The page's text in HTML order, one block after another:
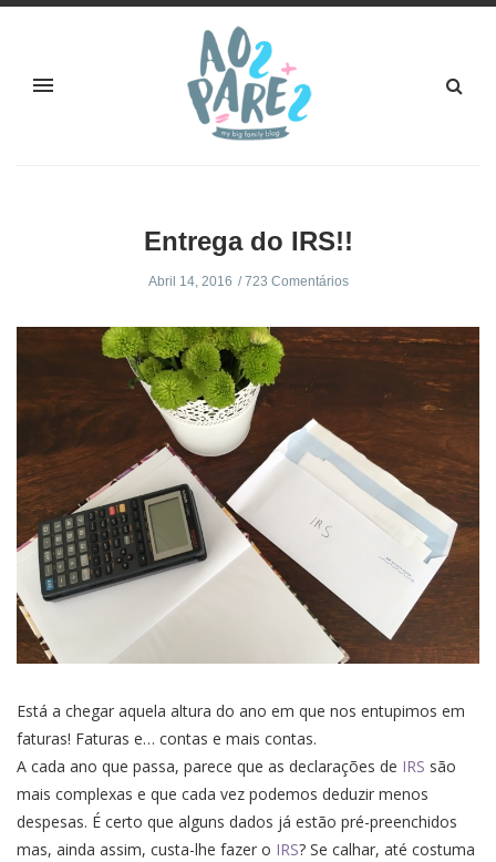
Entrega do IRS!!
Abril 14, 2016 723 Comentários
Está a chegar aquela altura do ano em que nos entupimos em
faturas! Faturas e… contas e mais contas.
A cada ano que passa, parece que as declarações de IRS são
mais complexas e que cada vez podemos deduzir menos
despesas. É certo que alguns dados já estão pré-preenchidos
mas, ainda assim, custa-lhe fazer o IRS? Se calhar, até costuma